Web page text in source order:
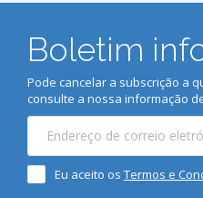
Boletim
Pode cancelar a subscrição a
consulte a nossa informação
Eu aceito os Termos e